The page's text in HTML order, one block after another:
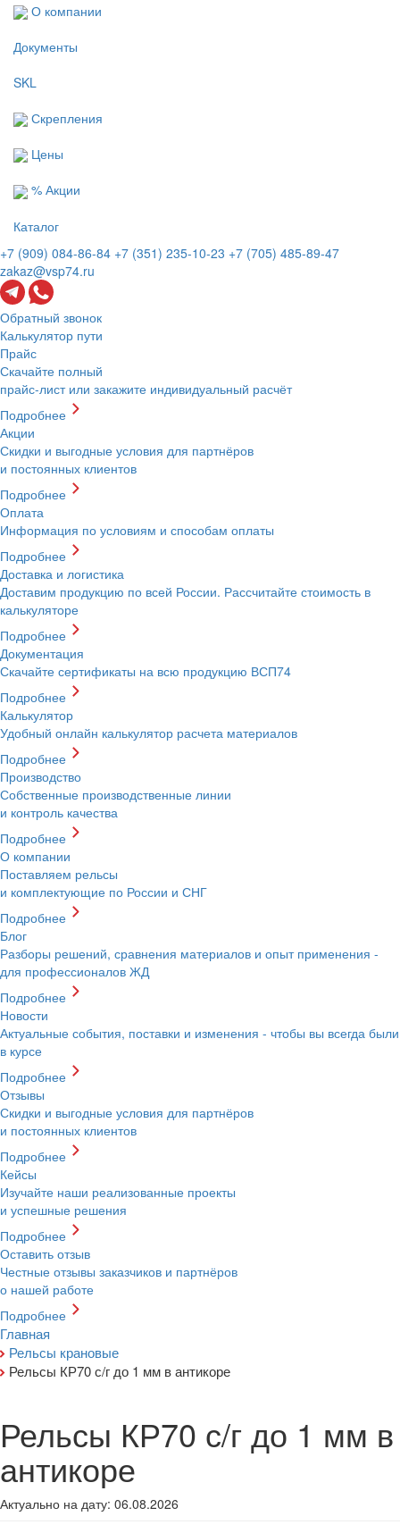
О компании
Документы
SKL
Скрепления
Цены
% Акции
Каталог
+7 (909) 084-86-84 +7 (351) 235-10-23 +7 (705) 485-89-47
zakaz@vsp74.ru
Обратный звонок
Калькулятор пути
Прайс
Скачайте полный
прайс-лист или закажите индивидуальный расчёт
Подробнее
Акции
Скидки и выгодные условия для партнёров
и постоянных клиентов
Подробнее
Оплата
Информация по условиям и способам оплаты
Подробнее
Доставка и логистика
Доставим продукцию по всей России. Рассчитайте стоимость в
калькуляторе
Подробнее
Документация
Скачайте сертификаты на всю продукцию ВСП74
Подробнее
Калькулятор
Удобный онлайн калькулятор расчета материалов
Подробнее
Производство
Собственные производственные линии
и контроль качества
Подробнее
О компании
Поставляем рельсы
и комплектующие по России и СНГ
Подробнее
Блог
Разборы решений, сравнения материалов и опыт применения -
для профессионалов ЖД
Подробнее
Новости
Актуальные события, поставки и изменения - чтобы вы всегда были
в курсе
Подробнее
Отзывы
Скидки и выгодные условия для партнёров
и постоянных клиентов
Подробнее
Кейсы
Изучайте наши реализованные проекты
и успешные решения
Подробнее
Оставить отзыв
Честные отзывы заказчиков и партнёров
о нашей работе
Подробнее
Главная
Рельсы крановые
Рельсы КР70 с/г до 1 мм в антикоре
Рельсы КР70 с/г до 1 мм в
антикоре
Актуально на дату: 06.08.2026